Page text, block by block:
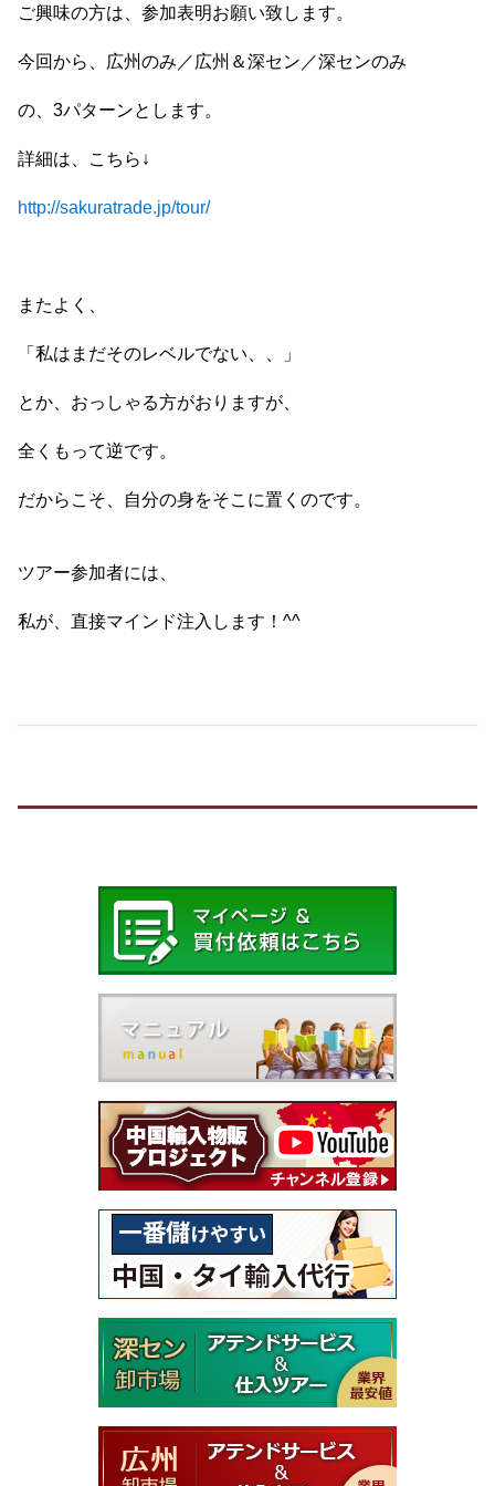
ご興味の方は、参加表明お願い致します。
今回から、広州のみ／広州＆深セン／深センのみ
の、3パターンとします。
詳細は、こちら↓
http://sakuratrade.jp/tour/
またよく、
「私はまだそのレベルでない、、」
とか、おっしゃる方がおりますが、
全くもって逆です。
だからこそ、自分の身をそこに置くのです。
ツアー参加者には、
私が、直接マインド注入します！^^